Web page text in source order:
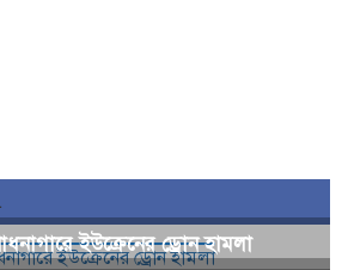
ইউক্রেনের ড্রোন হামলা